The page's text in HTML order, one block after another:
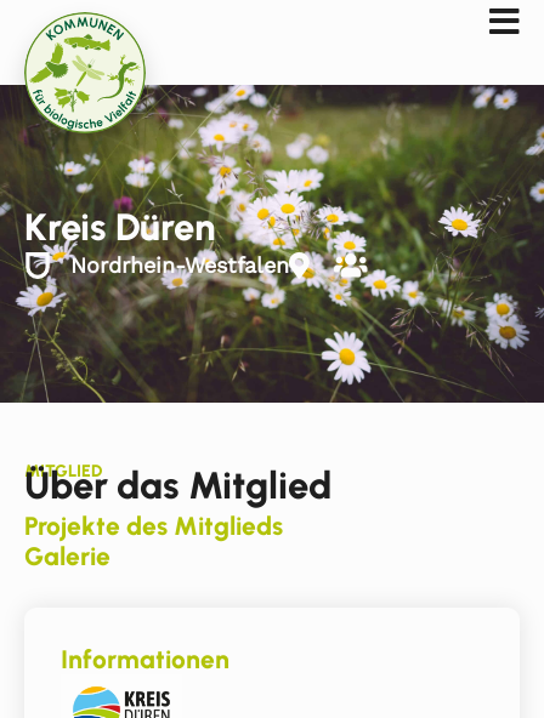
Kreis Düren
Nordrhein-Westfalen
MITGLIED
Über das Mitglied
Projekte des Mitglieds
Galerie
Informationen